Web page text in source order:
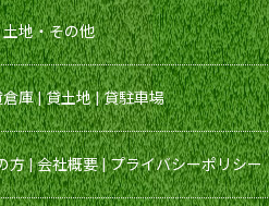
土地・その他
倉庫|貸土地|貸駐車場
方|会社概要|プライバシーポリシー